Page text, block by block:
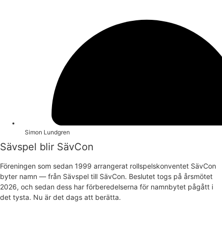
Simon Lundgren
Sävspel blir SävCon
Föreningen som sedan 1999 arrangerat rollspelskonventet SävCon
byter namn — från Sävspel till SävCon. Beslutet togs på årsmötet
2026, och sedan dess har förberedelserna för namnbytet pågått i
det tysta. Nu är det dags att berätta.